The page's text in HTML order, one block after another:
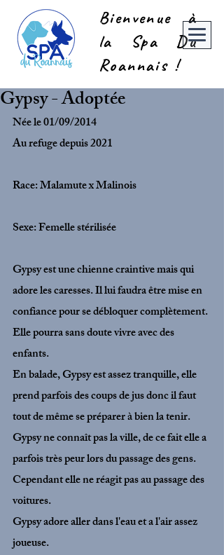
Bienvenue à
la Spa Du
Roannais !
Gypsy - Adoptée
Née le 01/09/2014
Au refuge depuis 2021
Race: Malamute x Malinois
Sexe: Femelle stérilisée
Gypsy est une chienne craintive mais qui
adore les caresses. Il lui faudra être mise en
confiance pour se débloquer complètement.
Elle pourra sans doute vivre avec des
enfants.
En balade, Gypsy est assez tranquille, elle
prend parfois des coups de jus donc il faut
tout de même se préparer à bien la tenir.
Gypsy ne connaît pas la ville, de ce fait elle a
parfois très peur lors du passage des gens.
Cependant elle ne réagit pas au passage des
voitures.
Gypsy adore aller dans l'eau et a l'air assez
joueuse.